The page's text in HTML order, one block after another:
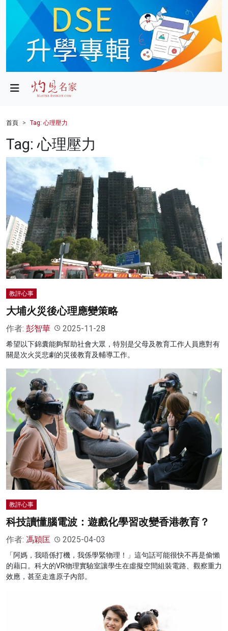
政局
財經
健康
商業
科技
影片
名家榜
灼見活動
首頁 Tag: 心理壓力
Tag: 心理壓力
教評心事
大埔火災後心理應變策略
作者: 彭智華 2025-11-28
希望以下錦囊能夠幫助社會大眾，特別是父母及教育工作人員應對有
關是次火災悲劇的災後教育及輔導工作。
教評心事
科技讀懂腦電波：遊戲化學習改變香港教育？
作者: 馮穎匡 2025-04-03
「阿媽，我唔係打機，我係學緊物理！」這句話可能很快不再是偷懶
的藉口。科大的VR物理實驗室讓學生在虛擬空間組裝電路、觀察重力
效應，甚至走進原子內部。